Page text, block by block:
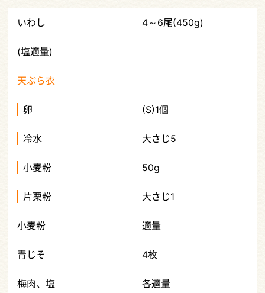
いわし 4～6尾(450g)
(塩適量)
天ぷら衣
卵 (S)1個
冷水 大さじ5
小麦粉 50g
片栗粉 大さじ1
小麦粉 適量
青じそ 4枚
梅肉、塩 各適量